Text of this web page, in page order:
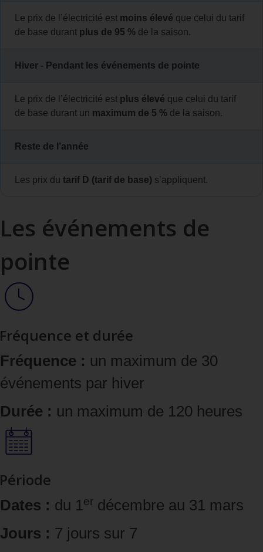
Le prix de l’électricité est moins élevé que celui du tarif
de base durant plus de 95 % de la saison.
Hiver ‑ Pendant les événements de pointe
Le prix de l’électricité est plus élevé que celui du tarif
de base durant un maximum de 5 % de la saison.
Reste de l’année
Les prix du tarif D (tarif de base) s’appliquent.
Les événements de
pointe
Fréquence et durée
Fréquence : un maximum de 30
événements par hiver
Durée : un maximum de 120 heures
Période
Dates : du 1er décembre au 31 mars
Jours : 7 jours sur 7